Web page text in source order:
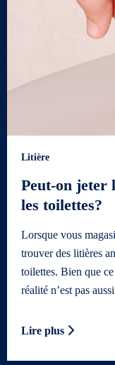
Litière
Peut-on jeter
les toilettes?
Lorsque vous
trouver des litières
toilettes. Bien que
réalité n’est pas aussi
Lire plus